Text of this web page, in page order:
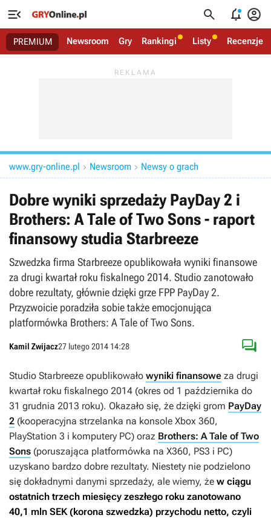
   
PREMIUM Newsroom Gry Rankingi Listy Recenzje
www.gry-online.pl  Newsroom  Newsy o grach
Dobre wyniki sprzedaży PayDay 2 i
Brothers: A Tale of Two Sons - raport
finansowy studia Starbreeze
Szwedzka firma Starbreeze opublikowała wyniki finansowe
za drugi kwartał roku fiskalnego 2014. Studio zanotowało
dobre rezultaty, głównie dzięki grze FPP PayDay 2.
Przyzwoicie poradziła sobie także emocjonująca
platformówka Brothers: A Tale of Two Sons.
Kamil Zwijacz27 lutego 2014 14:28 
Studio Starbreeze opublikowało wyniki finansowe za drugi
kwartał roku fiskalnego 2014 (okres od 1 października do
31 grudnia 2013 roku). Okazało się, że dzięki grom PayDay
2 (kooperacyjna strzelanka na konsole Xbox 360,
PlayStation 3 i komputery PC) oraz Brothers: A Tale of Two
Sons (poruszająca platformówka na X360, PS3 i PC)
uzyskano bardzo dobre rezultaty. Niestety nie podzielono
się dokładnymi danymi sprzedaży, ale wiemy, że w ciągu
ostatnich trzech miesięcy zeszłego roku zanotowano
40,1 mln SEK (korona szwedzka) przychodu netto, czyli